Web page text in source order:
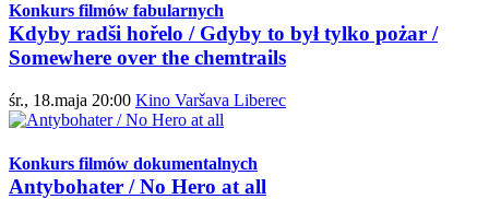
Konkurs filmów fabularnych
Kdyby radši hořelo / Gdyby to był tylko pożar /
Somewhere over the chemtrails
śr., 18.maja 20:00 Kino Varšava Liberec
Konkurs filmów dokumentalnych
Antybohater / No Hero at all